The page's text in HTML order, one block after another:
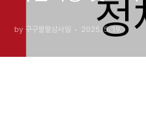
by 구구팔팔삼사일 2025. 5. 19.